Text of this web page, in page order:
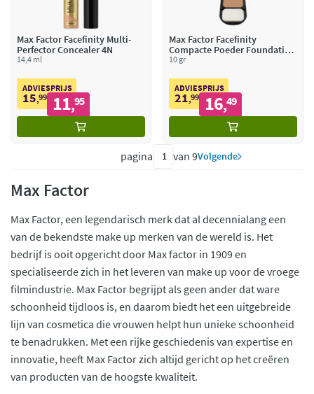
Max Factor Facefinity Multi-
Perfector Concealer 4N
14,4 ml
ADVIESPRIJS
15,99 11,95
Max Factor Facefinity
Compacte Poeder Foundation
Natural Rose 003
10 gr
ADVIESPRIJS
21,99 16,49
pagina van 9Volgende
Max Factor
Max Factor, een legendarisch merk dat al decennialang een
van de bekendste make up merken van de wereld is. Het
bedrijf is ooit opgericht door Max factor in 1909 en
specialiseerde zich in het leveren van make up voor de vroege
filmindustrie. Max Factor begrijpt als geen ander dat ware
schoonheid tijdloos is, en daarom biedt het een uitgebreide
lijn van cosmetica die vrouwen helpt hun unieke schoonheid
te benadrukken. Met een rijke geschiedenis van expertise en
innovatie, heeft Max Factor zich altijd gericht op het creëren
van producten van de hoogste kwaliteit.